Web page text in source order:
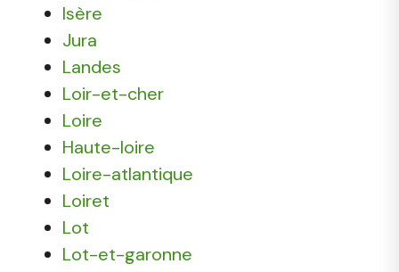
Isère
Jura
Landes
Loir-et-cher
Loire
Haute-loire
Loire-atlantique
Loiret
Lot
Lot-et-garonne